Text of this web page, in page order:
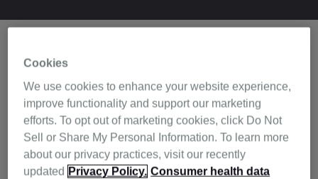
Cookies
We use cookies to enhance your website experience,
improve functionality and support our marketing
efforts. To opt out of marketing cookies, click Do Not
Sell or Share My Personal Information. To learn more
about our privacy practices, visit our recently
updated Privacy Policy. Consumer health data